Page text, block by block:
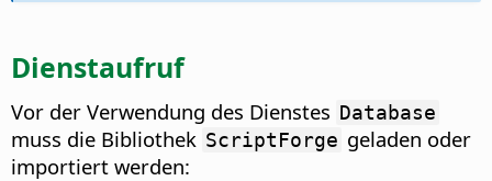
Dienstaufruf
Vor der Verwendung des Dienstes Database
muss die Bibliothek ScriptForge geladen oder
importiert werden: